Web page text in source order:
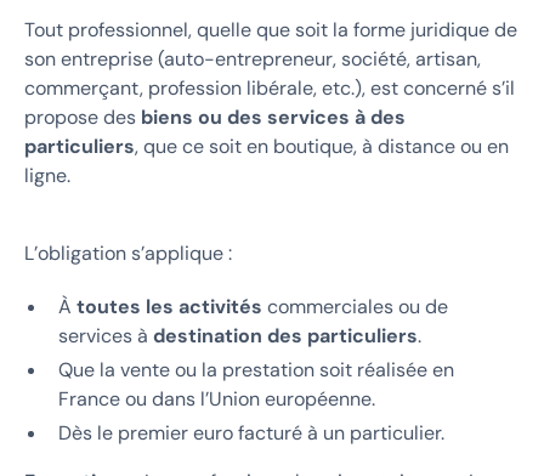
Tout professionnel, quelle que soit la forme juridique de
son entreprise (auto-entrepreneur, société, artisan,
commerçant, profession libérale, etc.), est concerné s’il
propose des biens ou des services à des
particuliers, que ce soit en boutique, à distance ou en
ligne.
L’obligation s’applique :
À toutes les activités commerciales ou de
services à destination des particuliers.
Que la vente ou la prestation soit réalisée en
France ou dans l’Union européenne.
Dès le premier euro facturé à un particulier.